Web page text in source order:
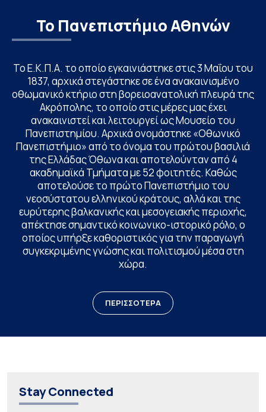
Το Πανεπιστήμιο Αθηνών
Το Ε.Κ.Π.Α. το οποίο εγκαινιάστηκε στις 3 Μαΐου του
1837, αρχικά στεγάστηκε σε ένα ανακαινισμένο
οθωμανικό κτήριο στη βορειοανατολική πλευρά της
Ακρόπολης, το οποίο στις μέρες μας έχει
ανακαινιστεί και λειτουργεί ως Μουσείο του
Πανεπιστημίου. Αρχικά ονομάστηκε «Οθωνικό
Πανεπιστήμιο» από το όνομα του πρώτου βασιλιά
της Ελλάδας Όθωνα και αποτελούνταν από 4
ακαδημαϊκά Τμήματα με 52 φοιτητές. Καθώς
αποτελούσε το πρώτο Πανεπιστήμιο του
νεοσύστατου ελληνικού κράτους, αλλά και της
ευρύτερης βαλκανικής και μεσογειακής περιοχής,
απέκτησε σημαντικό κοινωνικο-ιστορικό ρόλο, ο
οποίος υπήρξε καθοριστικός για την παραγωγή
συγκεκριμένης γνώσης και πολιτισμού μέσα στη
χώρα.
ΠΕΡΙΣΣΟΤΕΡΑ
Stay Connected